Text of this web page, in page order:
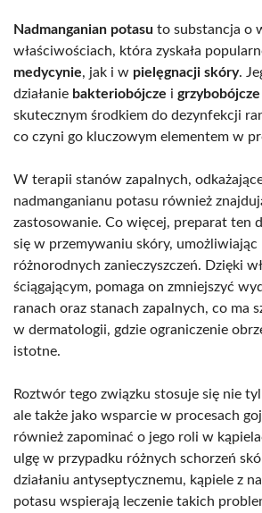
Nadmanganian potasu to substancja o
właściwościach, która zyskała
medycynie, jak i w pielęgnacji skóry.
działanie bakteriobójcze i grzybobójcze
skutecznym środkiem do dezynfekcji
co czyni go kluczowym elementem w
W terapii stanów zapalnych,
nadmanganianu potasu również
zastosowanie. Co więcej, preparat ten
się w przemywaniu skóry, umożliwiając
różnorodnych zanieczyszczeń. Dzięki
ściągającym, pomaga on zmniejszyć
ranach oraz stanach zapalnych, co ma
w dermatologii, gdzie ograniczenie
istotne.
Roztwór tego związku stosuje się nie
ale także jako wsparcie w procesach
również zapominać o jego roli w
ulgę w przypadku różnych schorzeń
działaniu antyseptycznemu, kąpiele z
potasu wspierają leczenie takich